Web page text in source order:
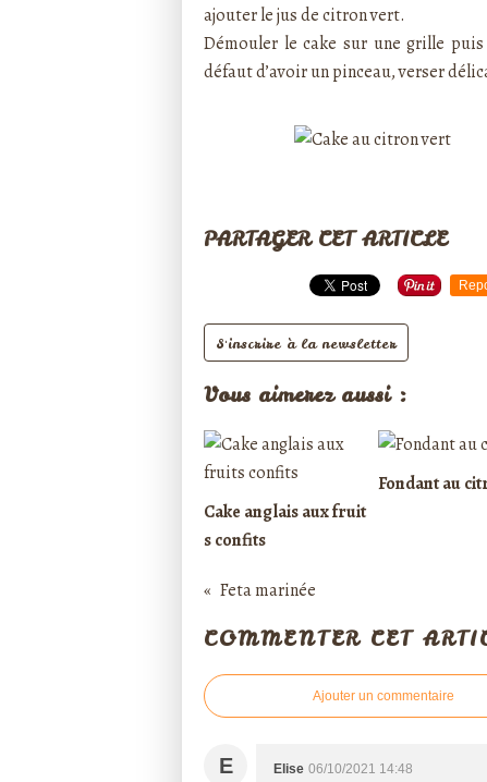
ajouter le jus de citron vert.
Démouler le cake sur une grille
défaut d’avoir un pinceau, verser
PARTAGER CET ARTICLE
S'inscrire à la newsletter
Vous aimerez aussi :
Cake anglais aux fruit
s confits
Fondant au
Feta marinée
COMMENTER CET
Ajouter un commentaire
E Elise 06/10/2021 14:48